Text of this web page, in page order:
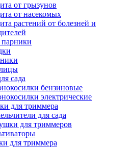
от грызунов
от насекомых
растений от болезней и
сада
бензиновые
электрические
для триммера
для сада
для триммеров
для триммера